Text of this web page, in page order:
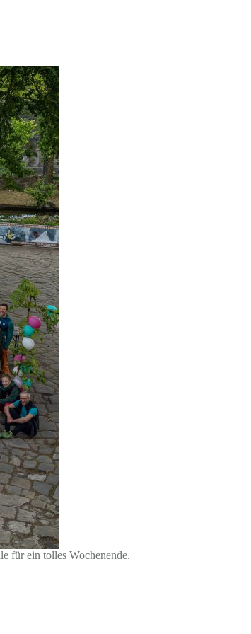
für ein tolles Wochenende.